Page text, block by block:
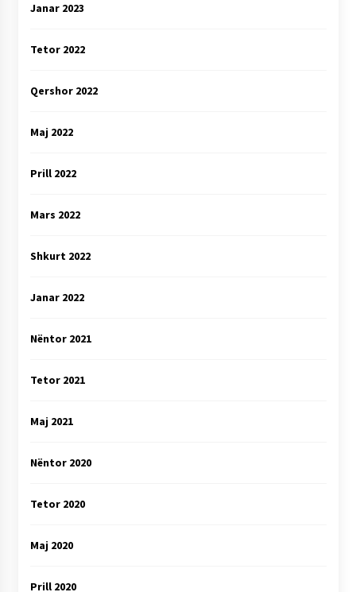
Janar 2023
Tetor 2022
Qershor 2022
Maj 2022
Prill 2022
Mars 2022
Shkurt 2022
Janar 2022
Nëntor 2021
Tetor 2021
Maj 2021
Nëntor 2020
Tetor 2020
Maj 2020
Prill 2020